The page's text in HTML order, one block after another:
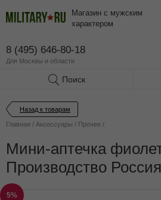
Магазин с мужским
характером
8 (495) 646-80-18
Для Москвы и области
Поиск
Назад к товарам
Главная / Аксессуары / Прочее /
Мини-аптечка
Производство Россия
5%